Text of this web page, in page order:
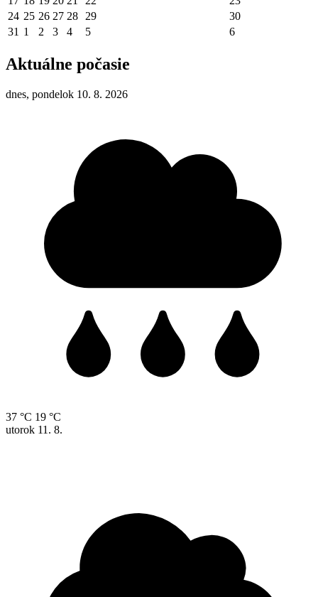
24 25 26 27 28 29
30
31 1 2 3 4 5 6
Aktuálne počasie
dnes, pondelok 10. 8. 2026
37 °C 19 °C
utorok 11. 8.